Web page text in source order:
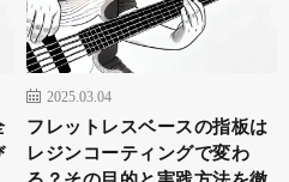
2025.03.04
フレットレスベースの指板は
レジンコーティングで変わ